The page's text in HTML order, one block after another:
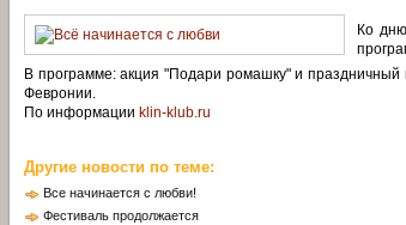
Ко
В программе: акция "Подари ромашку" и праздничный
Февронии.
По информацииklin-klub.ru
Другие новости по теме:
Все начинается с любви!
Фестиваль продолжается